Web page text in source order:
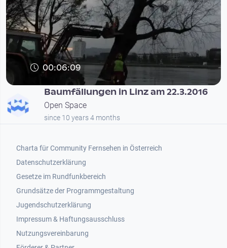
00:06:09
Baumfällungen in Linz am 22.3.2016
Open Space
since 10 years 4 months
Footer 1
Charta für Community Fernsehen in Österreich
Datenschutzerklärung
Gesetze im Rundfunkbereich
Grundsätze der Programmgestaltung
Jugendschutzerklärung
Impressum & Haftungsausschluss
Nutzungsvereinbarung